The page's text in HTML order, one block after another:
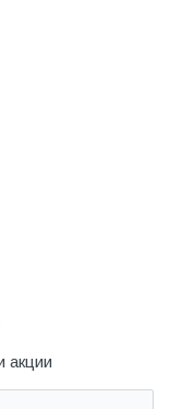
акции